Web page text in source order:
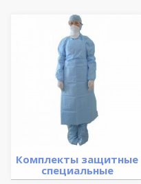
Комплекты защитные
специальные